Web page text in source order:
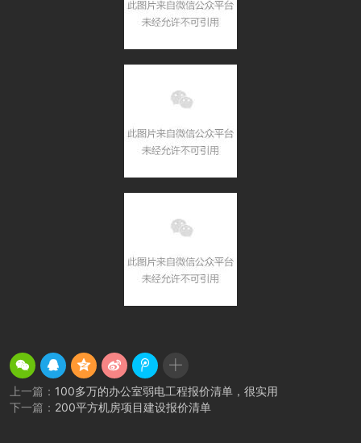
上一篇： 100多万的办公室弱电工程报价清单，很实用
下一篇： 200平方机房项目建设报价清单